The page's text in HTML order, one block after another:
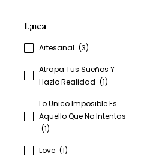
L¡nea
Artesanal (3)
Atrapa Tus Sueños Y
Hazlo Realidad (1)
Lo Unico Imposible Es
Aquello Que No Intentas
(1)
Love (1)